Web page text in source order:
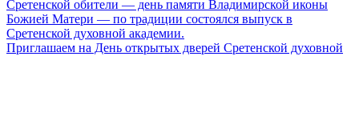
Сретенской обители — день памяти Владимирской иконы
Божией Матери — по традиции состоялся выпуск в
Сретенской духовной академии.
Приглашаем на День открытых дверей Сретенской духовной